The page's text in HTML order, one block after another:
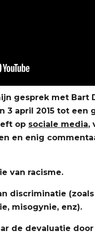
gesprek met Bart
3 april 2015 tot een
op sociale media,
en enig
van racisme.
discriminatie (zoals
misogynie, enz).
de devaluatie door